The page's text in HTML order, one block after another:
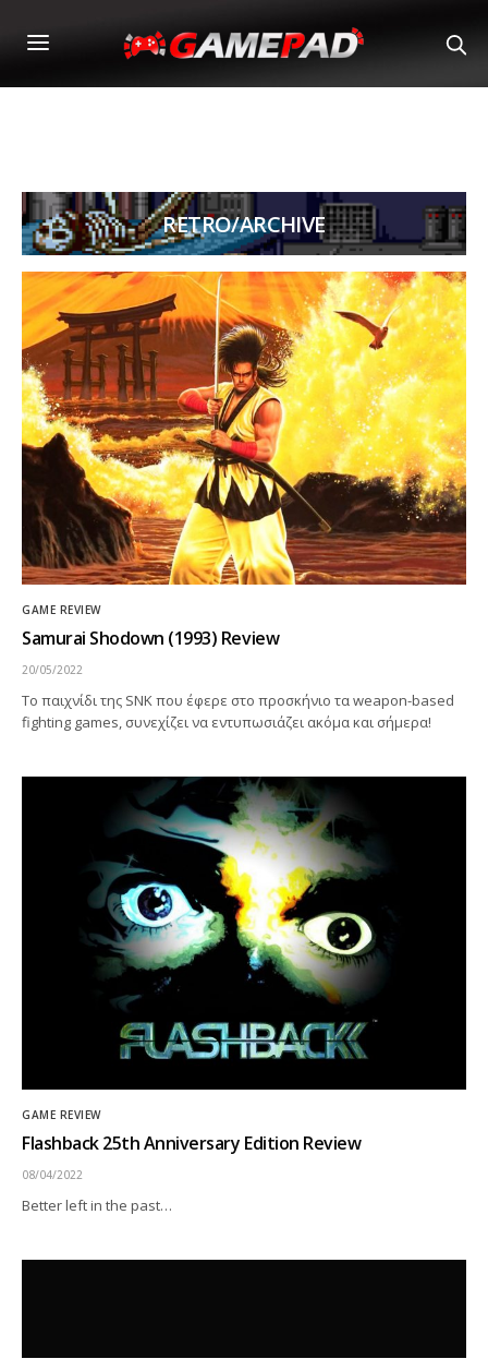
RETRO/ARCHIVE
GAME REVIEW
Samurai Shodown (1993) Review
20/05/2022
Το παιχνίδι της SNK που έφερε στο προσκήνιο τα weapon-based
fighting games, συνεχίζει να εντυπωσιάζει ακόμα και σήμερα!
GAME REVIEW
Flashback 25th Anniversary Edition Review
08/04/2022
Better left in the past…